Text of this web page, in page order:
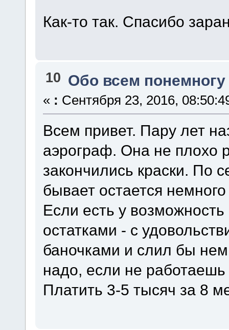
Как-то так. Спасибо
10 Обо всем понемногу
« : Сентября 23, 2016,
Всем привет. Пару лет
аэрограф. Она не плохо
закончились краски. По
бывает остается
Если есть у
остатками - с
баночками и слил бы
надо, если не
Платить 3-5 тысяч за 8